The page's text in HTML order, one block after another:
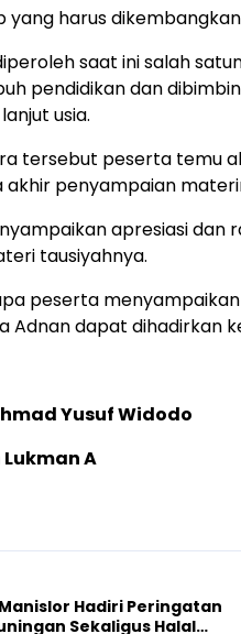
yang harus
saat ini salah
pendidikan dan
usia.
tersebut peserta temu
akhir penyampaian
apresiasi
tausiyahnya.
peserta
Adnan dapat dihadirkan
Yusuf Widodo
A
Hadiri Peringatan
Sekaligus Halal